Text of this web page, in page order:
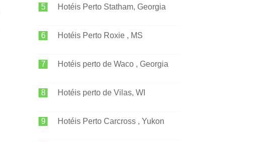
Hotéis Perto Statham, Georgia
Hotéis Perto Roxie , MS
Hotéis perto de Waco , Georgia
Hotéis perto de Vilas, WI
Hotéis Perto Carcross , Yukon